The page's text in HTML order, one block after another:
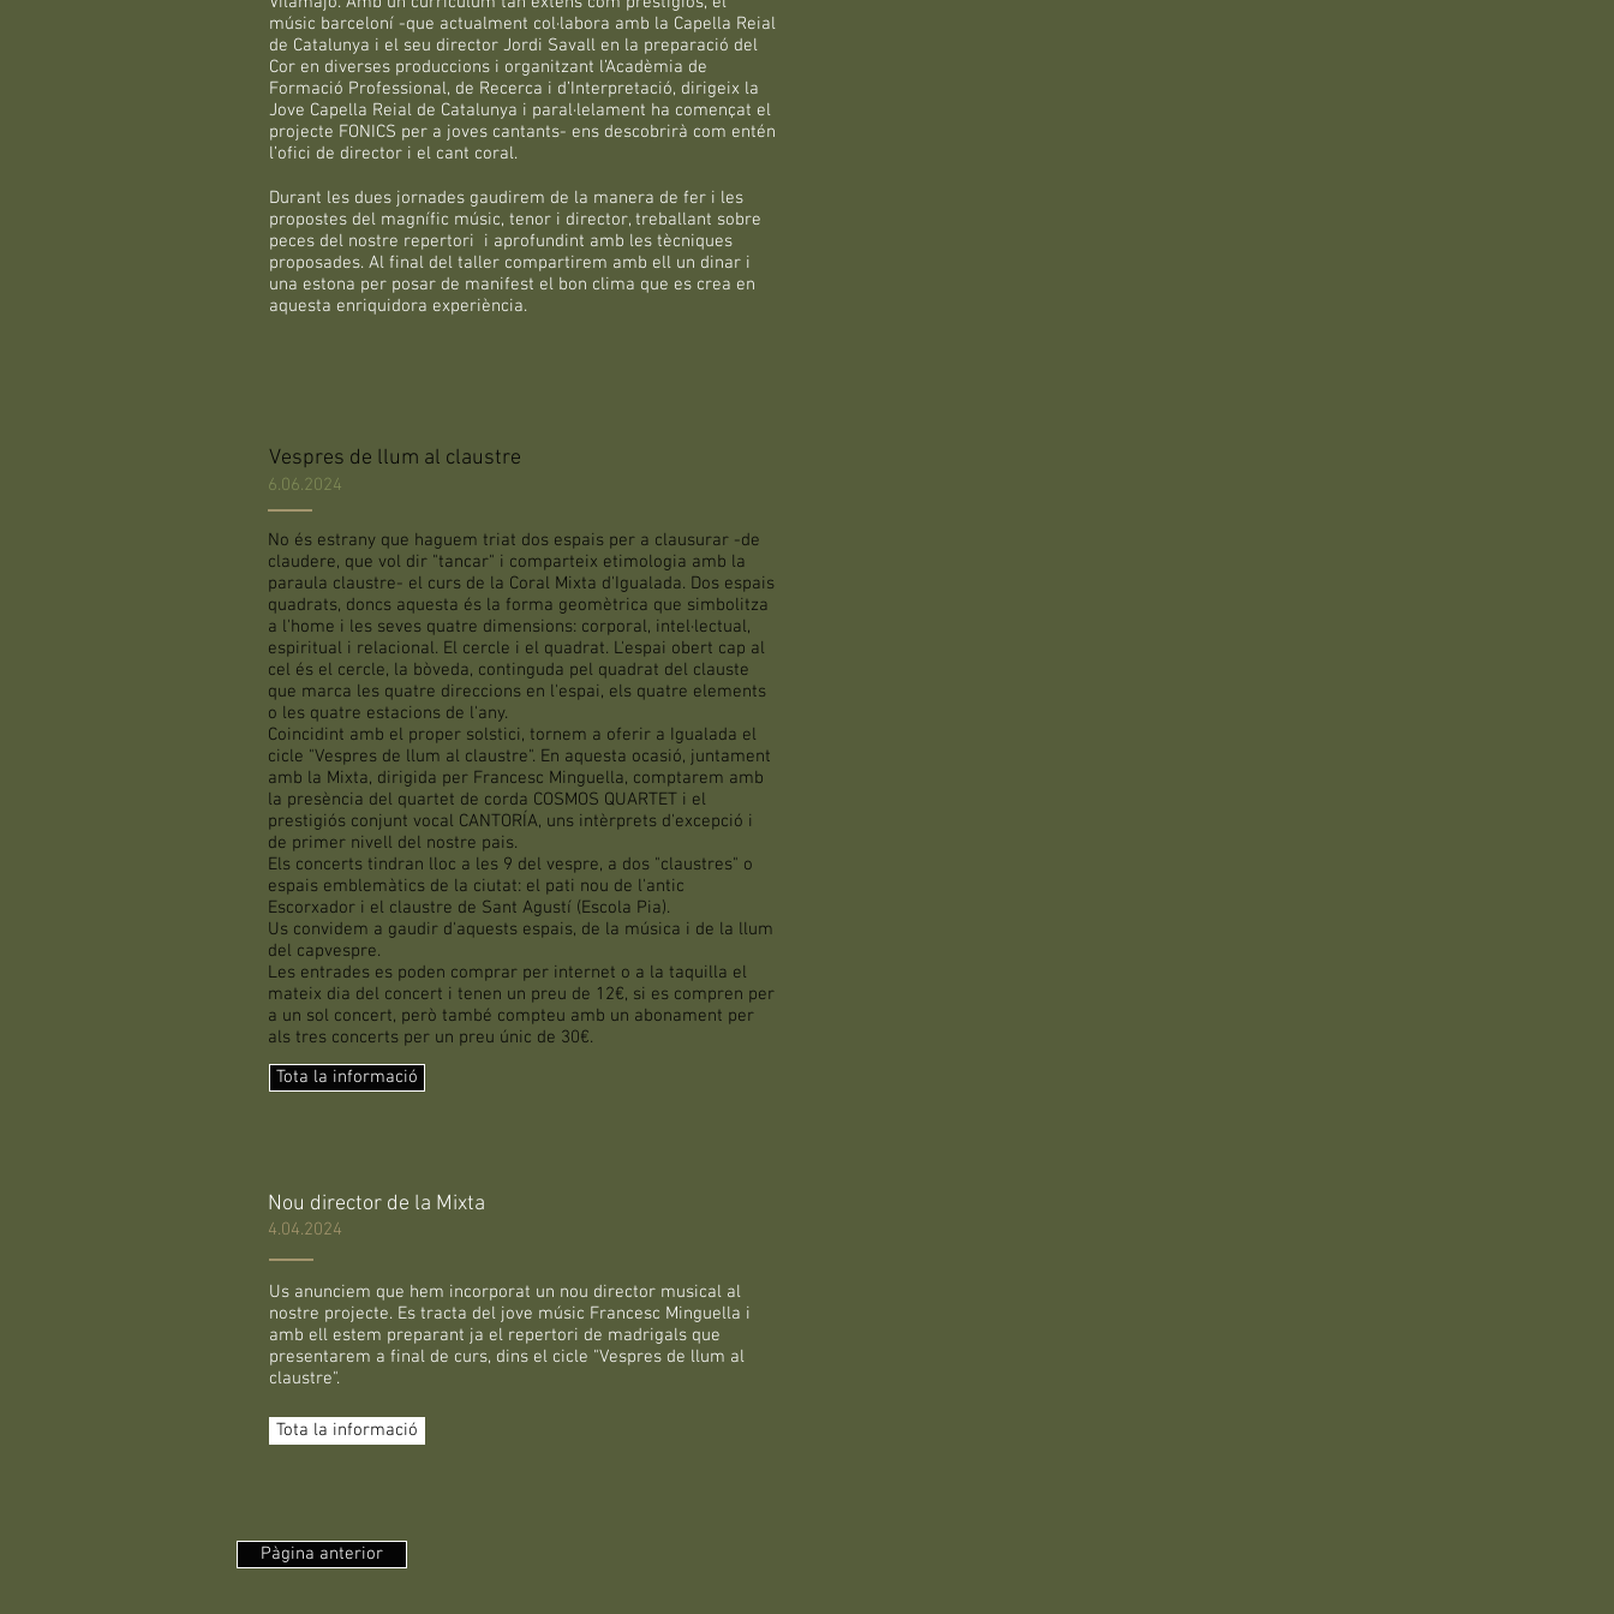
músic barceloní -que actualment col·labora amb la Capella Reial
de Catalunya i el seu director Jordi Savall en la preparació del
Cor en diverses produccions i organitzant l’Acadèmia de
Formació Professional, de Recerca i d’Interpretació, dirigeix la
Jove Capella Reial de Catalunya i paral·lelament ha començat el
projecte FONICS per a joves cantants- ens descobrirà com entén
l’ofici de director i el cant coral.
Durant les dues jornades gaudirem de la manera de fer i les
propostes del magnífic músic, tenor i director, treballant sobre
peces del nostre repertori i aprofundint amb les tècniques
proposades. Al final del taller compartirem amb ell un dinar i
una estona per posar de manifest el bon clima que es crea en
aquesta enriquidora experiència.
Vespres de llum al claustre
6.06.2024
No és estrany que haguem triat dos espais per a clausurar -de
claudere, que vol dir "tancar" i comparteix etimologia amb la
paraula claustre- el curs de la Coral Mixta d'Igualada. Dos espais
quadrats, doncs aquesta és la forma geomètrica que simbolitza
a l'home i les seves quatre dimensions: corporal, intel·lectual,
espiritual i relacional. El cercle i el quadrat. L'espai obert cap al
cel és el cercle, la bòveda, continguda pel quadrat del clauste
que marca les quatre direccions en l'espai, els quatre elements
o les quatre estacions de l'any.
Coincidint amb el proper solstici, tornem a oferir a Igualada el
cicle "Vespres de llum al claustre". En aquesta ocasió, juntament
amb la Mixta, dirigida per Francesc Minguella, comptarem amb
la presència del quartet de corda COSMOS QUARTET i el
prestigiós conjunt vocal CANTORÍA, uns intèrprets d'excepció i
de primer nivell del nostre pais.
Els concerts tindran lloc a les 9 del vespre, a dos "claustres" o
espais emblemàtics de la ciutat: el pati nou de l'antic
Escorxador i el claustre de Sant Agustí (Escola Pia).
Us convidem a gaudir d'aquests espais, de la música i de la llum
del capvespre.
Les entrades es poden comprar per internet o a la taquilla el
mateix dia del concert i tenen un preu de 12€, si es compren per
a un sol concert, però també compteu amb un abonament per
als tres concerts per un preu únic de 30€.
Tota la informació
Nou director de la Mixta
4.04.2024
Us anunciem que hem incorporat un nou director musical al
nostre projecte. Es tracta del jove músic Francesc Minguella i
amb ell estem preparant ja el repertori de madrigals que
presentarem a final de curs, dins el cicle "Vespres de llum al
claustre".
Tota la informació
Pàgina anterior